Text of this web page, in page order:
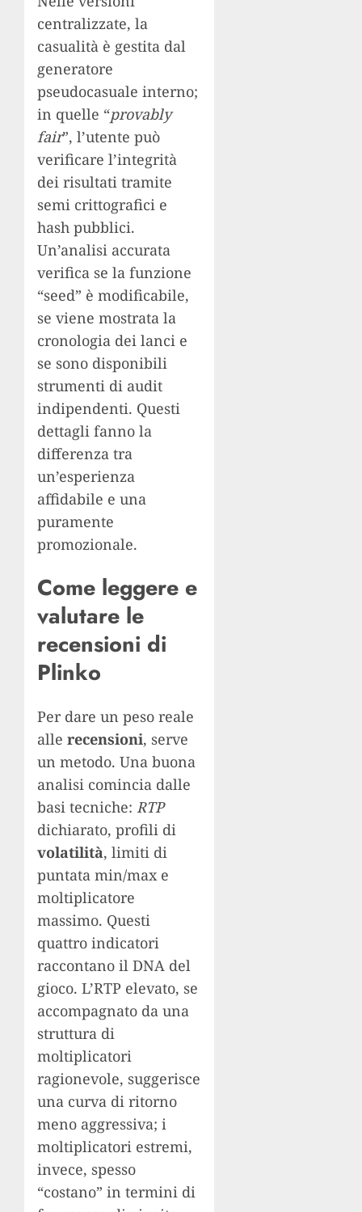
centralizzate, la
casualità è gestita dal
generatore
pseudocasuale interno;
in quelle “provably
fair”, l’utente può
verificare l’integrità
dei risultati tramite
semi crittografici e
hash pubblici.
Un’analisi accurata
verifica se la funzione
“seed” è modificabile,
se viene mostrata la
cronologia dei lanci e
se sono disponibili
strumenti di audit
indipendenti. Questi
dettagli fanno la
differenza tra
un’esperienza
affidabile e una
puramente
promozionale.
Come leggere e
valutare le
recensioni di
Plinko
Per dare un peso reale
alle recensioni, serve
un metodo. Una buona
analisi comincia dalle
basi tecniche: RTP
dichiarato, profili di
volatilità, limiti di
puntata min/max e
moltiplicatore
massimo. Questi
quattro indicatori
raccontano il DNA del
gioco. L’RTP elevato, se
accompagnato da una
struttura di
moltiplicatori
ragionevole, suggerisce
una curva di ritorno
meno aggressiva; i
moltiplicatori estremi,
invece, spesso
“costano” in termini di